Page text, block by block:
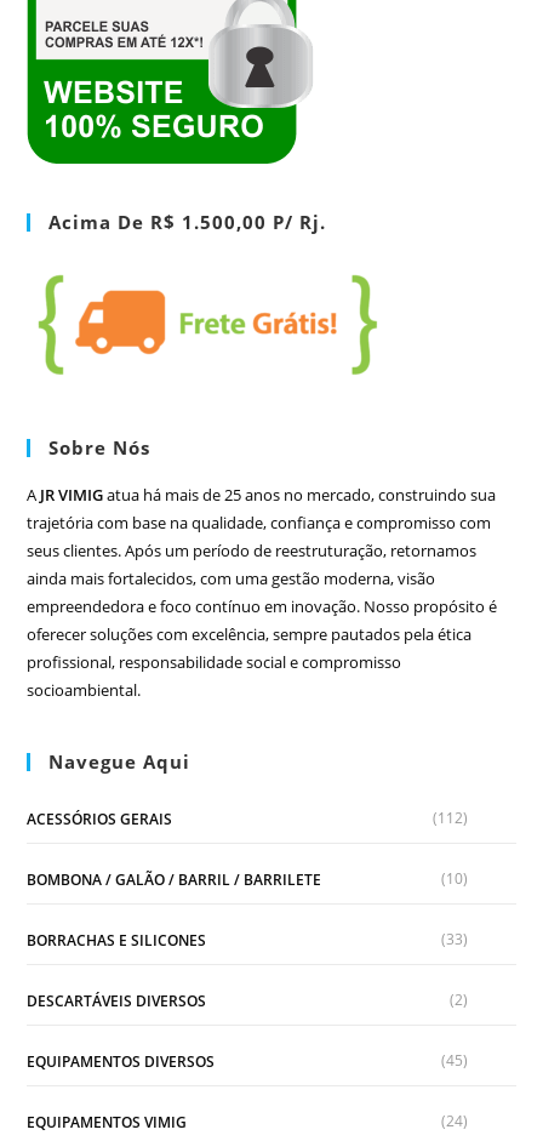
Acima De R$ 1.500,00 P/ Rj.
Sobre Nós
A JR VIMIGatua há mais de 25 anos no mercado, construindo sua
trajetória com base na qualidade, confiança e compromisso com
seus clientes. Após um período de reestruturação, retornamos
ainda mais fortalecidos, com uma gestão moderna, visão
empreendedora e foco contínuo em inovação. Nosso propósito é
oferecer soluções com excelência, sempre pautados pela ética
profissional, responsabilidade social e compromisso
socioambiental.
Navegue Aqui
ACESSÓRIOS GERAIS (112)
BOMBONA / GALÃO / BARRIL / BARRILETE (10)
BORRACHAS E SILICONES (33)
DESCARTÁVEIS DIVERSOS (2)
EQUIPAMENTOS DIVERSOS (45)
EQUIPAMENTOS VIMIG (24)